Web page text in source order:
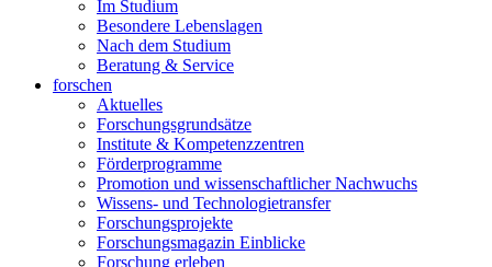
Im Studium
Besondere Lebenslagen
Nach dem Studium
Beratung & Service
forschen
Aktuelles
Forschungsgrundsätze
Institute & Kompetenzzentren
Förderprogramme
Promotion und wissenschaftlicher Nachwuchs
Wissens- und Technologietransfer
Forschungsprojekte
Forschungsmagazin Einblicke
Forschung erleben